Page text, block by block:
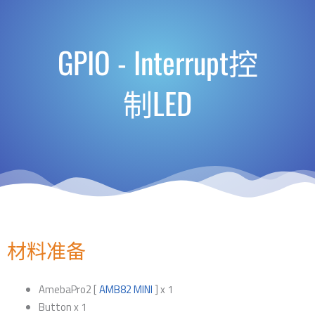
GPIO - Interrupt控
制LED
材料准备
AmebaPro2 [AMB82 MINI ] x 1
Button x 1